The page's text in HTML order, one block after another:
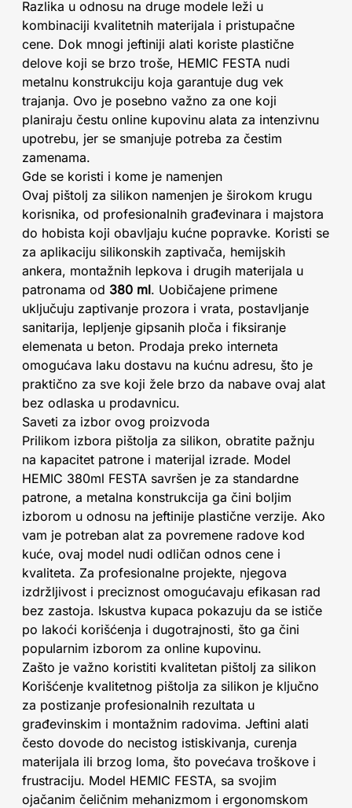
Razlika u odnosu na druge modele leži u
kombinaciji kvalitetnih materijala i pristupačne
cene. Dok mnogi jeftiniji alati koriste plastične
delove koji se brzo troše, HEMIC FESTA nudi
metalnu konstrukciju koja garantuje dug vek
trajanja. Ovo je posebno važno za one koji
planiraju čestu online kupovinu alata za intenzivnu
upotrebu, jer se smanjuje potreba za čestim
zamenama.
Gde se koristi i kome je namenjen
Ovaj pištolj za silikon namenjen je širokom krugu
korisnika, od profesionalnih građevinara i majstora
do hobista koji obavljaju kućne popravke. Koristi se
za aplikaciju silikonskih zaptivača, hemijskih
ankera, montažnih lepkova i drugih materijala u
patronama od 380 ml. Uobičajene primene
uključuju zaptivanje prozora i vrata, postavljanje
sanitarija, lepljenje gipsanih ploča i fiksiranje
elemenata u beton. Prodaja preko interneta
omogućava laku dostavu na kućnu adresu, što je
praktično za sve koji žele brzo da nabave ovaj alat
bez odlaska u prodavnicu.
Saveti za izbor ovog proizvoda
Prilikom izbora pištolja za silikon, obratite pažnju
na kapacitet patrone i materijal izrade. Model
HEMIC 380ml FESTA savršen je za standardne
patrone, a metalna konstrukcija ga čini boljim
izborom u odnosu na jeftinije plastične verzije. Ako
vam je potreban alat za povremene radove kod
kuće, ovaj model nudi odličan odnos cene i
kvaliteta. Za profesionalne projekte, njegova
izdržljivost i preciznost omogućavaju efikasan rad
bez zastoja. Iskustva kupaca pokazuju da se ističe
po lakoći korišćenja i dugotrajnosti, što ga čini
popularnim izborom za online kupovinu.
Zašto je važno koristiti kvalitetan pištolj za silikon
Korišćenje kvalitetnog pištolja za silikon je ključno
za postizanje profesionalnih rezultata u
građevinskim i montažnim radovima. Jeftini alati
često dovode do necistog istiskivanja, curenja
materijala ili brzog loma, što povećava troškove i
frustraciju. Model HEMIC FESTA, sa svojim
ojačanim čeličnim mehanizmom i ergonomskom